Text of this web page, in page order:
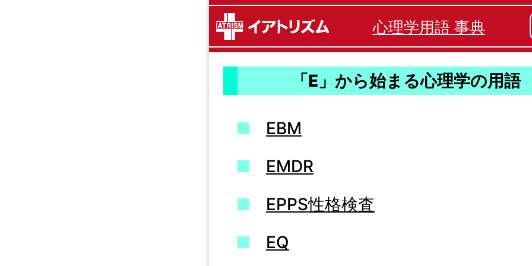
心理学用語 事典
「E」から始まる心理学の用語
EBM
EMDR
EPPS性格検査
EQ